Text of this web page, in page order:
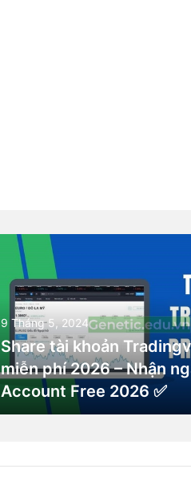
9 Tháng 5, 2024
Share tài khoản
miễn phí 2026 – Nhận
Account Free 2026 ✅